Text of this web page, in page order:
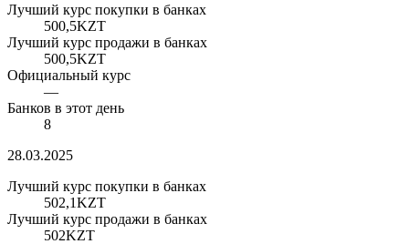
Лучший курс покупки в банках
500,5KZT
Лучший курс продажи в банках
500,5KZT
Официальный курс
—
Банков в этот день
8
28.03.2025
Лучший курс покупки в банках
502,1KZT
Лучший курс продажи в банках
502KZT